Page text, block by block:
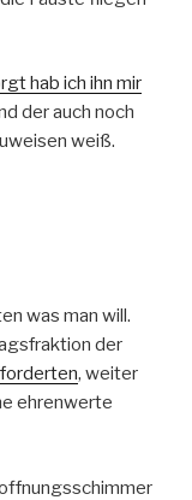
hab ich ihn mir
der auch noch
weiß.
was man will.
der
, weiter
ehrenwerte